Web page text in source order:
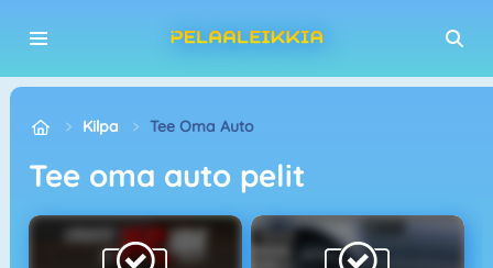
Kilpa Tee Oma Auto
Tee oma auto pelit